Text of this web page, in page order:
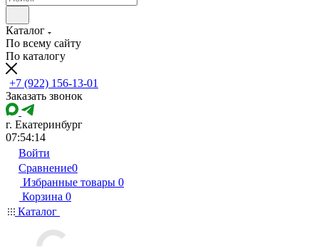
Каталог
По всему сайту
По каталогу
+7 (922) 156-13-01
Заказать звонок
г. Екатеринбург
07:54:14
Войти
Сравнение0
Избранные товары 0
Корзина 0
Каталог